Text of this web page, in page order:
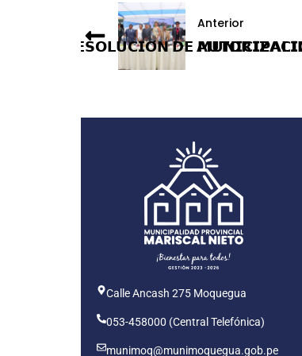
Anterior
𝗥𝗘𝗦𝗢𝗟𝗨𝗖𝗜𝗢́𝗡 𝗗𝗘
Calle Ancash 275 Moquegua
053-458000 (Central Telefónica)
munimoq@munimoquegua.gob.pe